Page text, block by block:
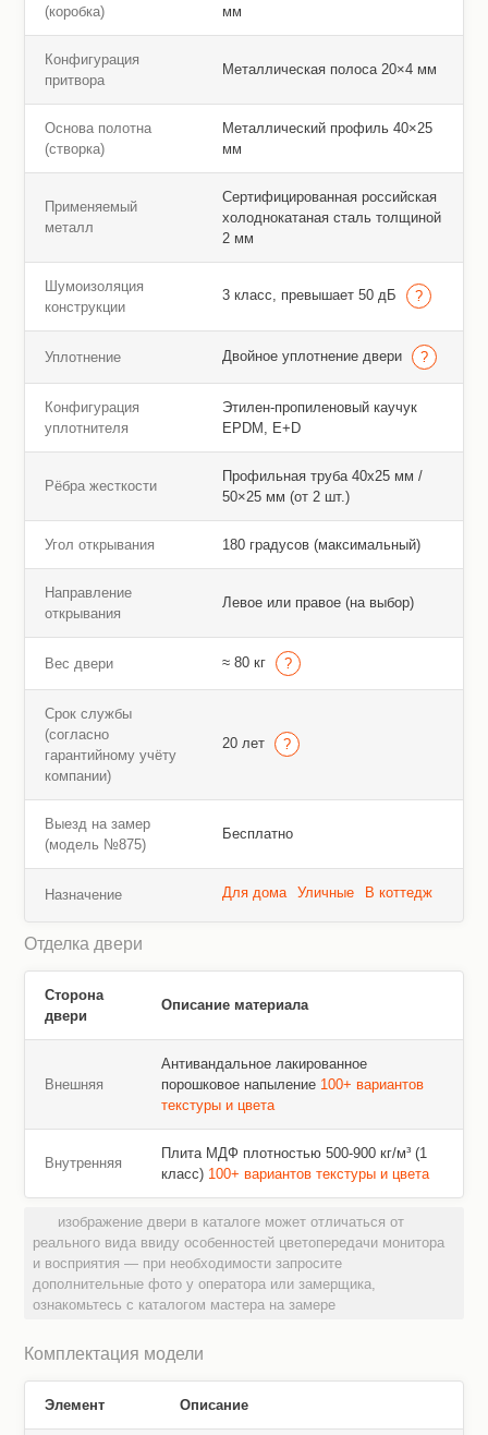
(коробка)
мм
Конфигурация
притвора
Металлическая полоса 20×4 мм
Основа полотна
(створка)
Металлический профиль 40×25
мм
Применяемый
металл
Сертифицированная российская
холоднокатаная сталь толщиной
2 мм
Шумоизоляция
конструкции
3 класс, превышает 50 дБ
Уплотнение Двойное уплотнение двери
Конфигурация
уплотнителя
Этилен-пропиленовый каучук
EPDM, E+D
Рёбра жесткости
Профильная труба 40х25 мм /
50×25 мм (от 2 шт.)
Угол открывания 180 градусов (максимальный)
Направление
открывания
Левое или правое (на выбор)
Вес двери ≈ 80 кг
Срок службы
(согласно
гарантийному учёту
компании)
20 лет
Выезд на замер
(модель №875)
Бесплатно
Назначение Для дома Уличные В коттедж
Отделка двери
Сторона
двери
Описание материала
Внешняя
Антивандальное лакированное
порошковое напыление 100+ вариантов
текстуры и цвета
Внутренняя
Плита МДФ плотностью 500-900 кг/м³ (1
класс) 100+ вариантов текстуры и цвета
изображение двери в каталоге может отличаться от
реального вида ввиду особенностей цветопередачи монитора
и восприятия — при необходимости запросите
дополнительные фото у оператора или замерщика,
ознакомьтесь с каталогом мастера на замере
Комплектация модели
Элемент Описание